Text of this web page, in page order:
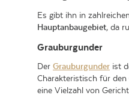
Es gibt ihn in
Hauptanbaugebiet, da
Grauburgunder
Der Grauburgunder ist
Charakteristisch für den
eine Vielzahl von